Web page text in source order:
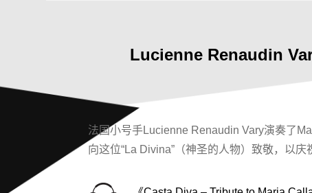
Lucienne Renaudin
法国小号手Lucienne Renaudin Vary演奏了
向这位“La Divina”（神圣的人物）致敬，以庆